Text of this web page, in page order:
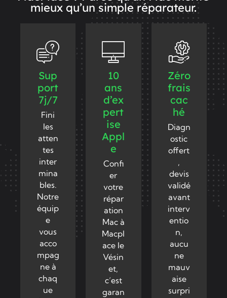
mieux qu’un simple réparateur.
Sup
port
7j/7
Fini
les
atten
tes
inter
mina
bles.
Notre
équip
e
vous
acco
mpag
ne à
chaq
ue
10
ans
d’ex
pert
ise
Appl
e
Confi
er
votre
répar
ation
Mac à
Macpl
ace le
Vésin
et,
c’est
garan
Zéro
frais
cac
hé
Diagn
ostic
offert
,
devis
validé
avant
interv
entio
n,
aucu
ne
mauv
aise
surpri